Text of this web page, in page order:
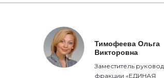
Тимофеева Ольга
Викторовна
Заместитель
фракции «ЕДИНАЯ